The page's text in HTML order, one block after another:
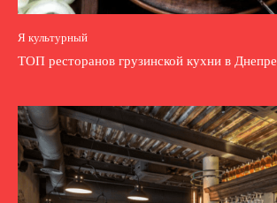
Я культурный
ТОП ресторанов грузинской кухни в Днепре